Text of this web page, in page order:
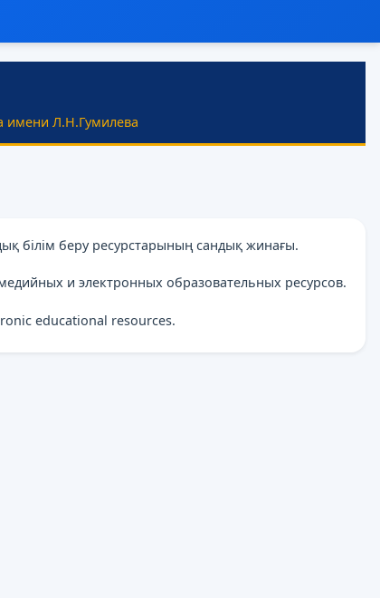
имени Л.Н.Гумилева
білім беру ресурстарының сандық жинағы.
и электронных образовательных ресурсов.
educational resources.